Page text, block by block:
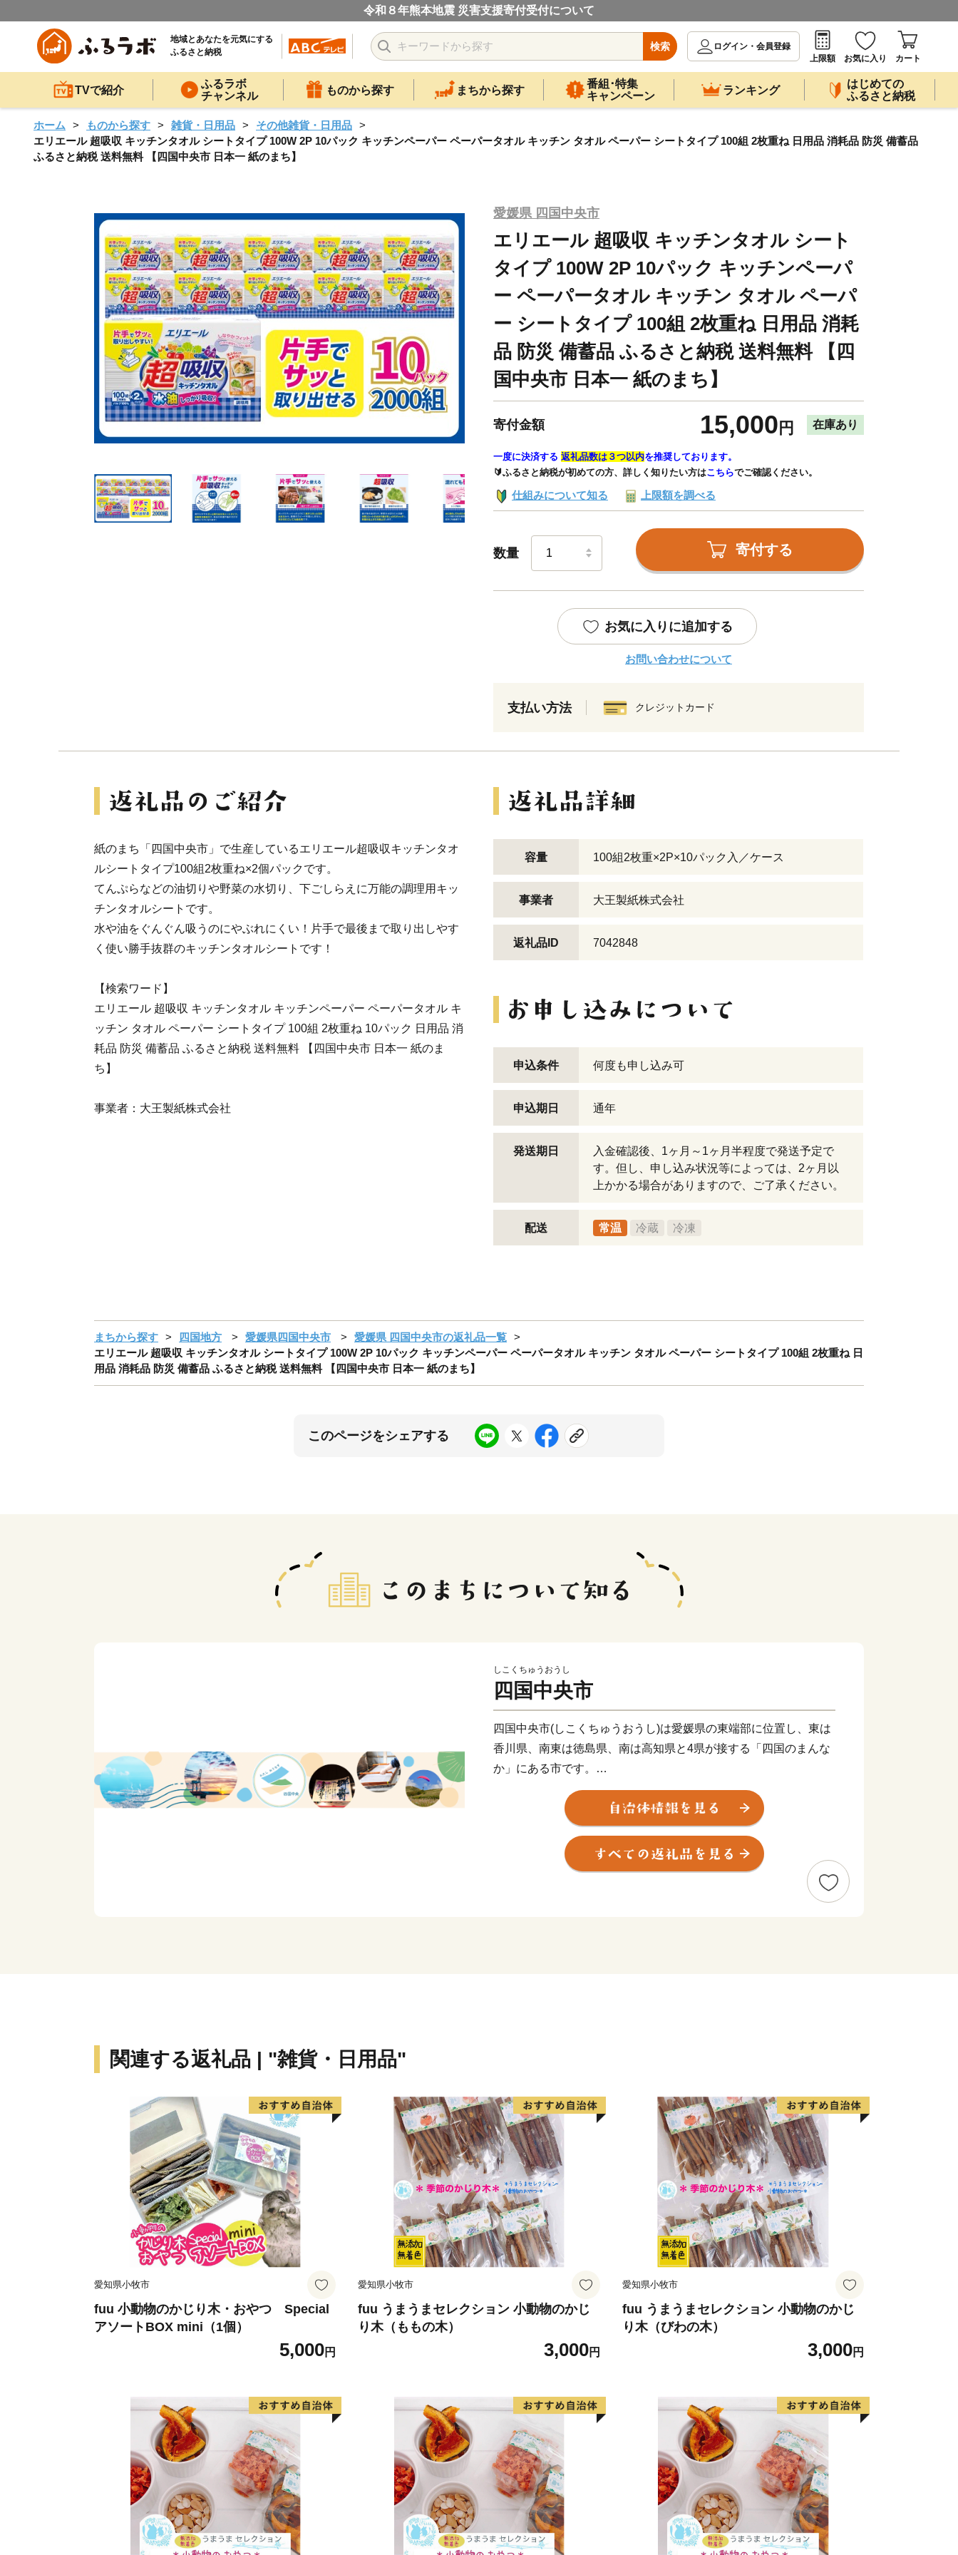
令和８年熊本地震 災害支援寄付受付について
地域とあなたを元気にする
ふるさと納税
検索
ログイン・会員登録
上限額
お気に入り カート
TVで紹介
ふるラボ
チャンネル
ものから探す まちから探す
番組･特集
キャンペーン
ランキング
はじめての
ふるさと納税
ホーム ものから探す 雑貨・日用品
その他雑貨・日用品
エリエール 超吸収 キッチンタオル シートタイプ 100W 2P 10パック キッチンペーパー ペーパータオル キッチン タオル ペーパー シートタイプ 100組 2枚重ね 日用品 消耗品 防災 備蓄品
ふるさと納税 送料無料 【四国中央市 日本一 紙のまち】
愛媛県 四国中央市
エリエール 超吸収 キッチンタオル シート
タイプ 100W 2P 10パック キッチンペーパ
ー ペーパータオル キッチン タオル ペーパ
ー シートタイプ 100組 2枚重ね 日用品 消耗
品 防災 備蓄品 ふるさと納税 送料無料 【四
国中央市 日本一 紙のまち】
寄付金額 15,000 円 在庫あり
一度に決済する 返礼品数は３つ以内を推奨しております。
🔰ふるさと納税が初めての方、詳しく知りたい方はこちらでご確認ください。
仕組みについて知る 上限額を調べる
数量 寄付する
お気に入りに追加する
お問い合わせについて
支払い方法 クレジットカード
紙のまち「四国中央市」で生産しているエリエール超吸収キッチンタオ
ルシートタイプ100組2枚重ね×2個パックです。
てんぷらなどの油切りや野菜の水切り、下ごしらえに万能の調理用キッ
チンタオルシートです。
水や油をぐんぐん吸うのにやぶれにくい！片手で最後まで取り出しやす
く使い勝手抜群のキッチンタオルシートです！
【検索ワード】
エリエール 超吸収 キッチンタオル キッチンペーパー ペーパータオル キ
ッチン タオル ペーパー シートタイプ 100組 2枚重ね 10パック 日用品 消
耗品 防災 備蓄品 ふるさと納税 送料無料 【四国中央市 日本一 紙のま
ち】
事業者：大王製紙株式会社
容量 100組2枚重×2P×10パック入／ケース
事業者 大王製紙株式会社
返礼品ID 7042848
申込条件 何度も申し込み可
申込期日 通年
発送期日
入金確認後、1ヶ月～1ヶ月半程度で発送予定で
す。但し、申し込み状況等によっては、2ヶ月以
上かかる場合がありますので、ご了承ください。
配送 常温 冷蔵 冷凍
まちから探す 四国地方 愛媛県四国中央市
愛媛県 四国中央市の返礼品一覧
エリエール 超吸収 キッチンタオル シートタイプ 100W 2P 10パック キッチンペーパー ペーパータオル キッチン タオル ペーパー シートタイプ 100組 2枚重ね 日
用品 消耗品 防災 備蓄品 ふるさと納税 送料無料 【四国中央市 日本一 紙のまち】
このページをシェアする
しこくちゅうおうし
四国中央市
四国中央市(しこくちゅうおうし)は愛媛県の東端部に位置し、東は
香川県、南東は徳島県、南は高知県と4県が接する「四国のまんな
か」にある市です。
県都松山市と高松市へは約80 km、高知市までは約60 km、徳島市
までは約100 km、大阪市へ約300 km、東京都まで約800 kmの距離
古くから「お札と切手以外は何でも揃う」と言われるほど多種多様
関連する返礼品 | "雑貨・日用品"
愛知県小牧市
fuu 小動物のかじり木・おやつ Special
アソートBOX mini（1個）
5,000円
愛知県小牧市
fuu うまうまセレクション 小動物のかじ
り木（ももの木）
3,000円
愛知県小牧市
fuu うまうまセレクション 小動物のかじ
り木（びわの木）
3,000円